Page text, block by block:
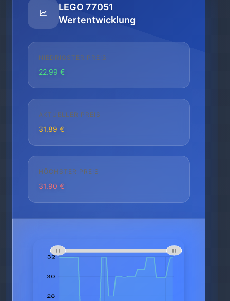
LEGO 77051
Wertentwicklung
NIEDRIGSTER PREIS
22.99 €
AKTUELLER PREIS
31.89 €
HÖCHSTER PREIS
31.90 €